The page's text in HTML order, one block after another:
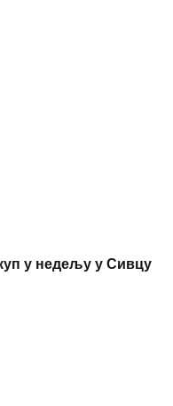
у недељу у Сивцу